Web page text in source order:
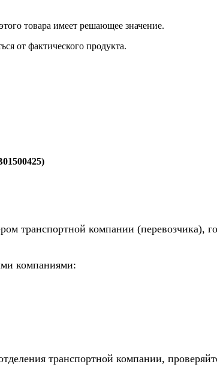
товара имеет решающее значение.
от фактического продукта.
транспортной компании (перевозчика),
компаниями:
транспортной компании,